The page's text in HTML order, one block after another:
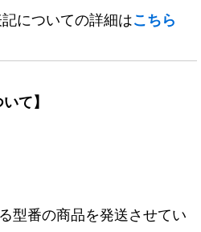
についての詳細はこちら
て】
型番の商品を発送させてい